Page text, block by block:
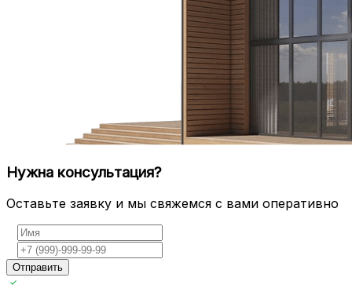
Нужна консультация?
Оставьте заявку и мы свяжемся с вами оперативно
Отправить